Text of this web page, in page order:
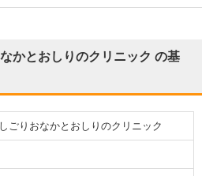
かとおしりのクリニック の基
ごりおなかとおしりのクリニック